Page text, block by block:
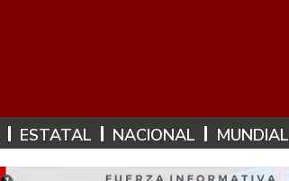
ESTATAL NACIONAL MUNDIAL